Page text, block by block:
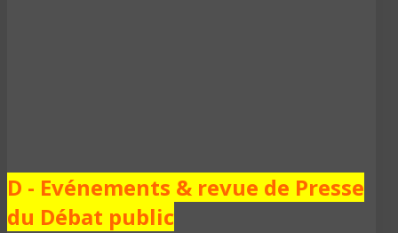
D - Evénements & revue de Presse
du Débat public